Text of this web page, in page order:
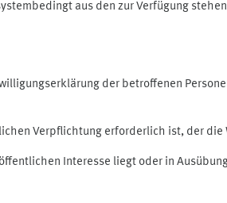
aus den zur Verfügung
der betroffenen
Verpflichtung erforderlich ist, der die
Interesse liegt oder in